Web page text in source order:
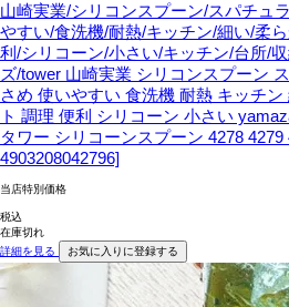
山崎実業/シリコンスプーン/スパチュ
やすい/食洗機/耐熱/キッチン/細い/柔
利/シリコーン/小さい/キッチン/台所/
ズ/tower 山崎実業 シリコンスプーン
さめ 使いやすい 食洗機 耐熱 キッチ
ト 調理 便利 シリコーン 小さい
タワー シリコーンスプーン 4278 4279
4903208042796]
当店特別価格
税込
在庫切れ
詳細を見る
お気に入りに登録する